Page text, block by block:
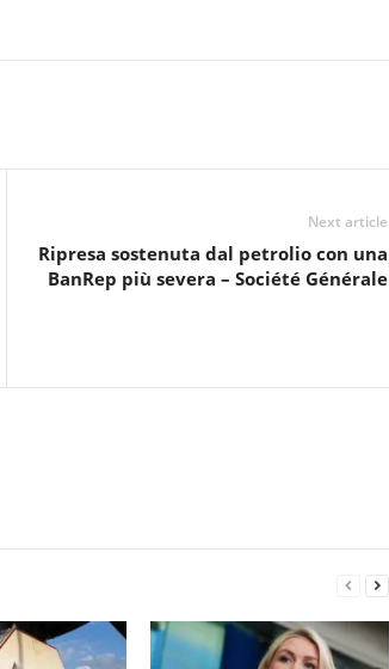
Next article
Ripresa sostenuta dal petrolio con una
BanRep più severa – Société Générale